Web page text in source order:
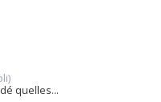
quelles...